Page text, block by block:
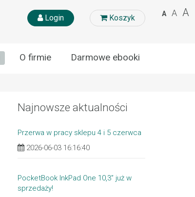
Koszyk
Login A A A
O firmie Darmowe ebooki
Najnowsze aktualności
Przerwa w pracy sklepu 4 i 5 czerwca
2026-06-03 16:16:40
PocketBook InkPad One 10,3” już w
sprzedaży!